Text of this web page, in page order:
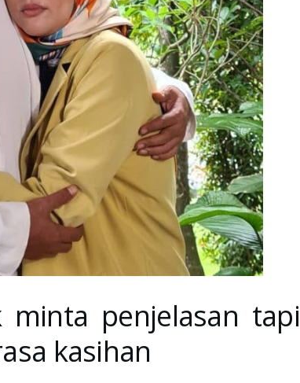
penjelasan tapi
kasihan